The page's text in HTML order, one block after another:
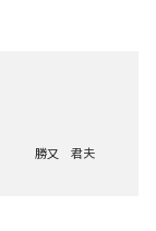
勝又 君夫